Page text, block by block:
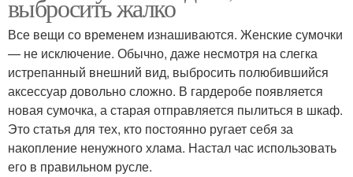
выбросить жалко
Все вещи со временем изнашиваются. Женские сумочки
— не исключение. Обычно, даже несмотря на слегка
истрепанный внешний вид, выбросить полюбившийся
аксессуар довольно сложно. В гардеробе появляется
новая сумочка, а старая отправляется пылиться в шкаф.
Это статья для тех, кто постоянно ругает себя за
накопление ненужного хлама. Настал час использовать
его в правильном русле.